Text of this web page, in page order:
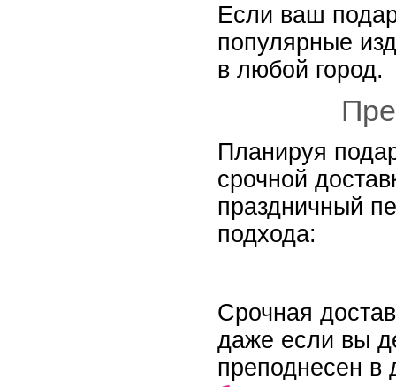
Если ваш
популярные
в любой город.
Планируя
срочной
праздничный
подхода:
Срочная
даже если вы
преподнесен в